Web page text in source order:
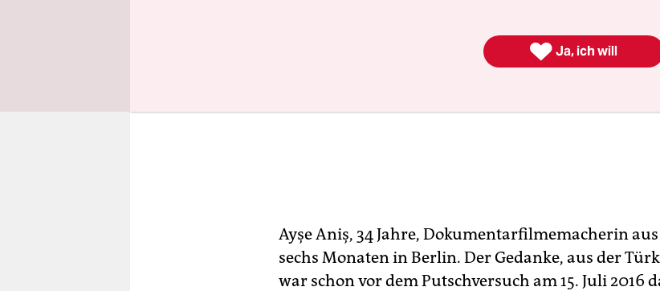
Ayşe Aniş, 34 Jahre, Dokumentarfilmemacherin
sechs Monaten in Berlin. Der Gedanke, aus der
war schon vor dem Putschversuch am 15. Juli 2016
 Ja, ich will